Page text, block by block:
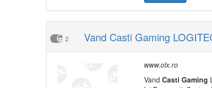
2 Vand Casti Gaming
www.olx.ro
Vand Casti Gaming